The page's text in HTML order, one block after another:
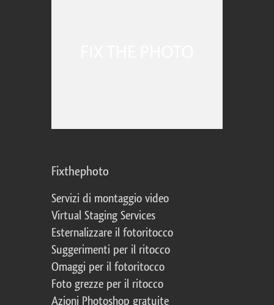
Fixthephoto
Servizi di montaggio video
Virtual Staging Services
Esternalizzare il fotoritocco
Suggerimenti per il ritocco
Omaggi per il fotoritocco
Foto grezze per il ritocco
Azioni Photoshop gratuite